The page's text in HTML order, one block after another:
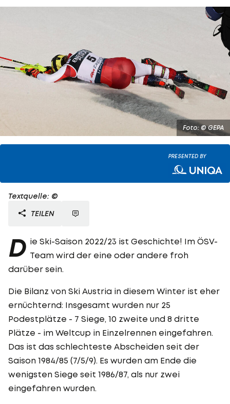
Foto: © GEPA
PRESENTED BY
Textquelle: ©
TEILEN
D ie Ski-Saison 2022/23 ist Geschichte! Im ÖSV-
Team wird der eine oder andere froh
darüber sein.
Die Bilanz von Ski Austria in diesem Winter ist eher
ernüchternd: Insgesamt wurden nur 25
Podestplätze - 7 Siege, 10 zweite und 8 dritte
Plätze - im Weltcup in Einzelrennen eingefahren.
Das ist das schlechteste Abscheiden seit der
Saison 1984/85 (7/5/9). Es wurden am Ende die
wenigsten Siege seit 1986/87, als nur zwei
eingefahren wurden.